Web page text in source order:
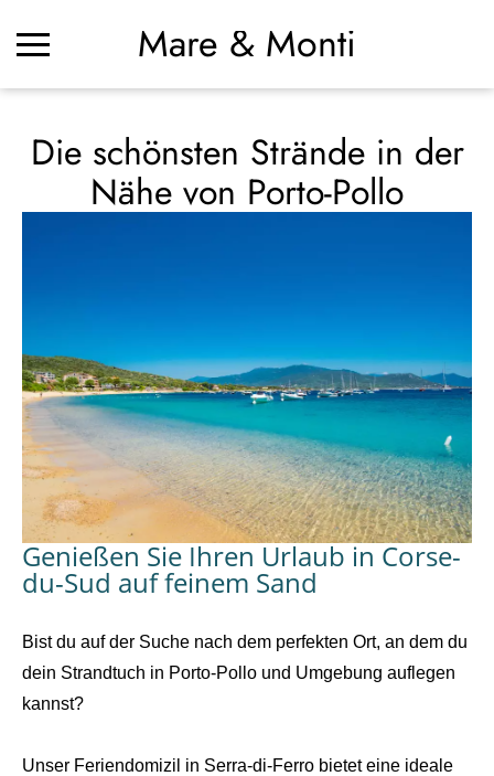
Mare & Monti
Die schönsten Strände in der
Nähe von Porto-Pollo
Genießen Sie Ihren Urlaub in Corse-
du-Sud auf feinem Sand
Bist du auf der Suche nach dem perfekten Ort, an dem du
dein Strandtuch in Porto-Pollo und Umgebung auflegen
kannst?
Unser Feriendomizil in Serra-di-Ferro bietet eine ideale